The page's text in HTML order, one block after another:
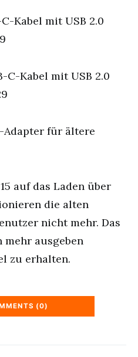
Kabel mit USB 2.0
C-Kabel mit USB 2.0
Adapter für ältere
auf das Laden über
die alten
nicht mehr. Das
mehr ausgeben
zu erhalten.
(0)